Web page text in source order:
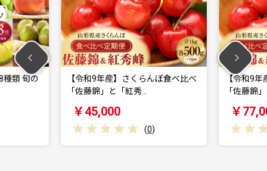
【令和9年産】さくらんぼ食べ比べ
「佐藤錦」と「紅秀…
(0 )
【令和9年産】さくらん
「佐藤錦」と「紅秀…
(0 )